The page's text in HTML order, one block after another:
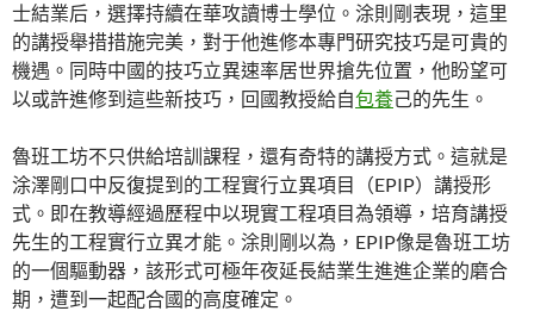
士結業后，選擇持續在華攻讀博士學位。涂則剛表現，這里
的講授舉措措施完美，對于他進修本專門研究技巧是可貴的
機遇。同時中國的技巧立異速率居世界搶先位置，他盼望可
以或許進修到這些新技巧，回國教授給自包養己的先生。
魯班工坊不只供給培訓課程，還有奇特的講授方式。這就是
涂澤剛口中反復提到的工程實行立異項目（EPIP）講授形
式。即在教導經過歷程中以現實工程項目為領導，培育講授
先生的工程實行立異才能。涂則剛以為，EPIP像是魯班工坊
的一個驅動器，該形式可極年夜延長結業生進進企業的磨合
期，遭到一起配合國的高度確定。